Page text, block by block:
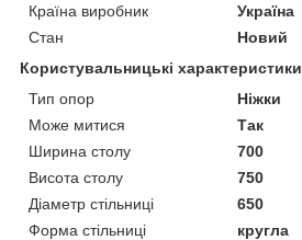
Країна виробник
Україна
Стан
Новий
Користувальницькі характеристики
Тип опор
Ніжки
Може митися
Так
Ширина столу
700
Висота столу
750
Діаметр стільниці
650
Форма стільниці
кругла